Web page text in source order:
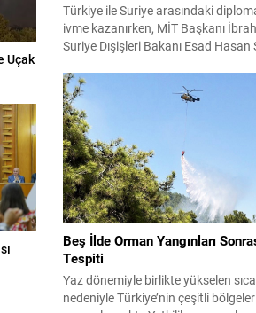
Uçak
Türkiye ile Suriye arasındaki
ivme kazanırken, MİT Başkanı
Suriye Dışişleri Bakanı Esad Hasan
arasındaki iş birliği imkanları ve
konuları detaylı şekilde ele alındı.
ülkelerle ilişkilerin güçlendirilmesinin
üzerinde mutabık kaldı; ayrıca
ilişkilerine...
Beş İlde Orman Yangınları
Tespiti
Yaz dönemiyle birlikte yükselen
nedeniyle Türkiye’nin çeşitli